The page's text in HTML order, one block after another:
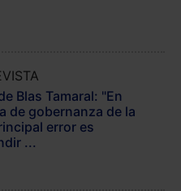
Blas Tamaral: "En
de gobernanza de la
error es
...